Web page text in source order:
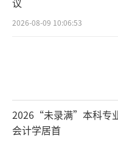
2026-08-09 10:06:53
2026“未录满”本科专
会计学居首